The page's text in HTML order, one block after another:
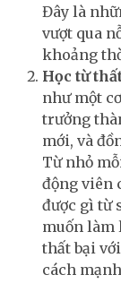
Đây là
vượt qua
khoảng
Học từ
như một
trưởng
mới, và
Từ nhỏ
động viên
được gì từ
muốn làm
thất bại
cách